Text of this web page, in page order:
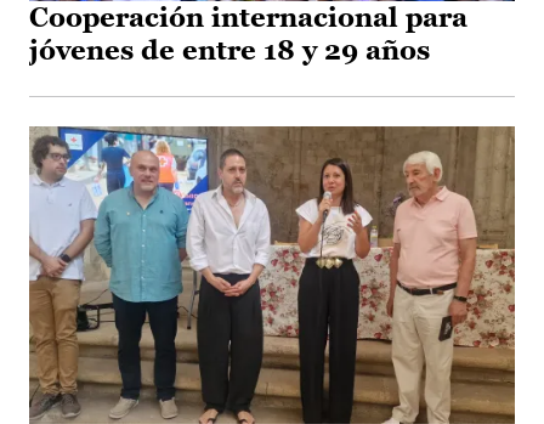
Cooperación internacional para
jóvenes de entre 18 y 29 años